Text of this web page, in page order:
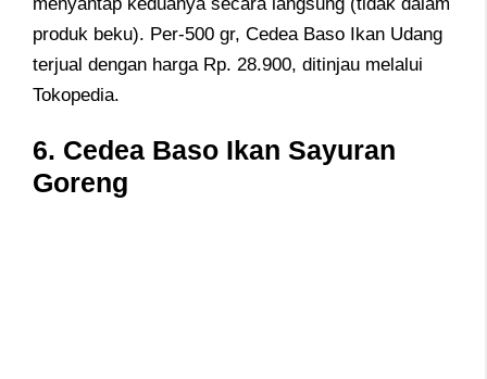
menyantap keduanya secara langsung (tidak dalam
produk beku). Per-500 gr, Cedea Baso Ikan Udang
terjual dengan harga Rp. 28.900, ditinjau melalui
Tokopedia.
6. Cedea Baso Ikan Sayuran
Goreng